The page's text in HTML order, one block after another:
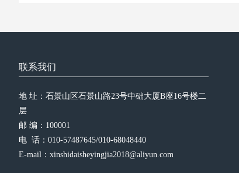
联系我们
地 址：石景山区石景山路23号中础大厦B座16号楼二
层
邮 编：100001
电  话：010-57487645/010-68048440
E-mail：xinshidaisheyingjia2018@aliyun.com